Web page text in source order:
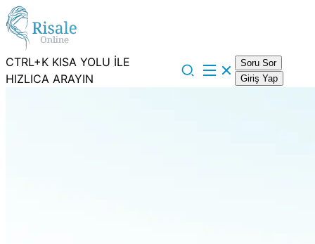
CTRL+K KISA YOLU İLE
HIZLICA ARAYIN
Soru Sor
Giriş Yap